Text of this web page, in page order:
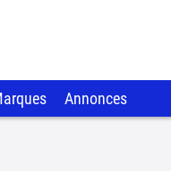
Annonces